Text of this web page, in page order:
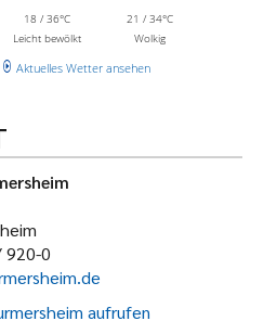
18 / 36°C
Leicht bewölkt
21 / 34°C
Wolkig
Aktuelles Wetter ansehen
920-0
aufrufen